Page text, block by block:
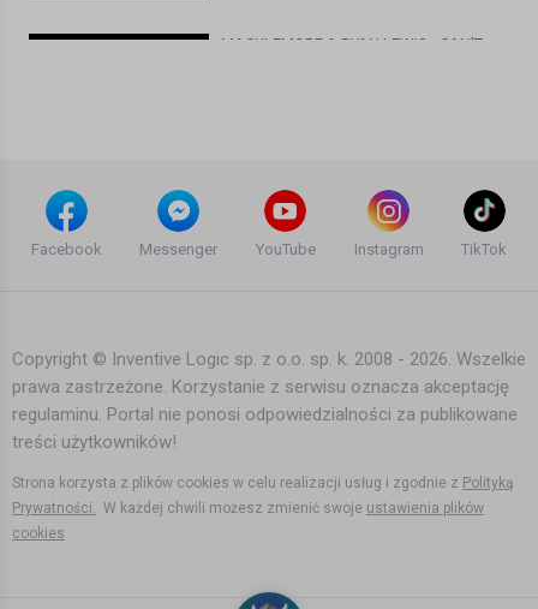
MACKLEMORE & RYAN LEWIS - CAN'T
Martin Solveig & The Cataracs Feat.
Kyle - Hey Now (Official Music Video)
Alyssa Reid feat. Jump Smokers --
Alone Again (Official Video)
(OFFICIAL DVD VIDEO)
Facebook Messenger YouTube Instagram TikTok
Copyright © Inventive Logic sp. z o.o. sp. k. 2008 - 2026. Wszelkie
prawa zastrzeżone. Korzystanie z serwisu oznacza akceptację
regulaminu. Portal nie ponosi odpowiedzialności za publikowane
treści użytkowników!
Strona korzysta z plików cookies w celu realizacji usług i zgodnie z Polityką
Prywatności. W każdej chwili możesz zmienić swoje ustawienia plików
cookies